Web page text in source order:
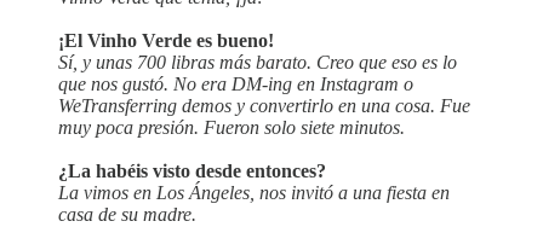
¡El Vinho Verde es bueno!
Sí, y unas 700 libras más barato. Creo que eso es lo
que nos gustó. No era DM-ing en Instagram o
WeTransferring demos y convertirlo en una cosa. Fue
muy poca presión. Fueron solo siete minutos.
¿La habéis visto desde entonces?
La vimos en Los Ángeles, nos invitó a una fiesta en
casa de su madre.